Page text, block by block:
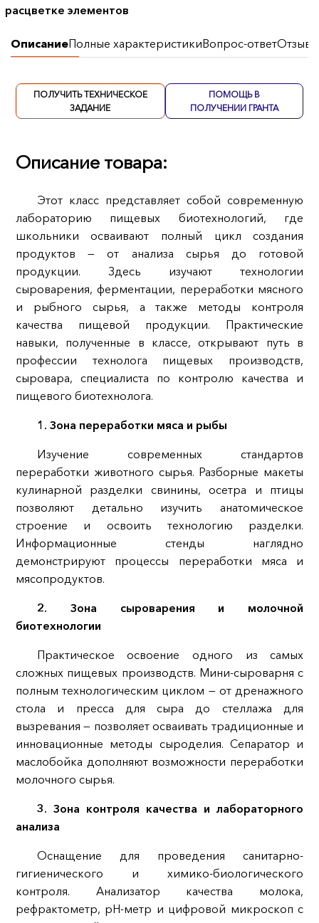
расцветке элементов
ОписаниеПолные характеристикиВопрос-ответОтзывы
ПОЛУЧИТЬ ТЕХНИЧЕСКОЕ
ЗАДАНИЕ
ПОМОЩЬ В
ПОЛУЧЕНИИ ГРАНТА
Описание товара:
Этот класс представляет собой современную
лабораторию пищевых биотехнологий, где
школьники осваивают полный цикл создания
продуктов — от анализа сырья до готовой
продукции. Здесь изучают технологии
сыроварения, ферментации, переработки мясного
и рыбного сырья, а также методы контроля
качества пищевой продукции. Практические
навыки, полученные в классе, открывают путь в
профессии технолога пищевых производств,
сыровара, специалиста по контролю качества и
пищевого биотехнолога.
1. Зона переработки мяса и рыбы
Изучение современных стандартов
переработки животного сырья. Разборные макеты
кулинарной разделки свинины, осетра и птицы
позволяют детально изучить анатомическое
строение и освоить технологию разделки.
Информационные стенды наглядно
демонстрируют процессы переработки мяса и
мясопродуктов.
2. Зона сыроварения и молочной
биотехнологии
Практическое освоение одного из самых
сложных пищевых производств. Мини-сыроварня с
полным технологическим циклом — от дренажного
стола и пресса для сыра до стеллажа для
вызревания — позволяет осваивать традиционные и
инновационные методы сыроделия. Сепаратор и
маслобойка дополняют возможности переработки
молочного сырья.
3. Зона контроля качества и лабораторного
анализа
Оснащение для проведения санитарно-
гигиенического и химико-биологического
контроля. Анализатор качества молока,
рефрактометр, pH-метр и цифровой микроскоп с